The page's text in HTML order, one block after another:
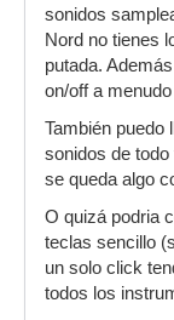
sonidos
Nord no tienes
putada.
on/off a
También puedo
sonidos de
se queda algo
O quizá podria
teclas sencillo
un solo click
todos los